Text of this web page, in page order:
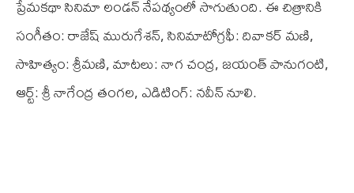
ప్రేమకథా సినిమా లండన్ నేపథ్యంలో సాగుతుంది. ఈ చిత్రానికి
సంగీతం: రాజేష్ మురుగేశన్, సినిమాటోగ్రఫీ: దివాకర్ మణి,
సాహిత్యం: శ్రీమణి, మాటలు: నాగ చంద్ర, జయంత్ పానుగంటి,
ఆర్ట్: శ్రీ నాగేంద్ర తంగల, ఎడిటింగ్: నవీన్ నూలి.